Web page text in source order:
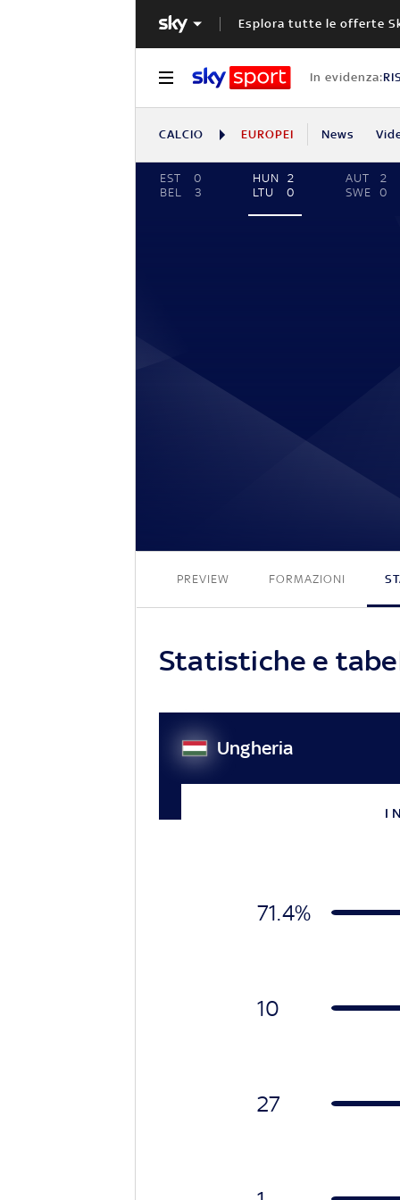
Esplora tutte le offerte
In evidenza:
CALCIO EUROPEI News
EST
0
BEL
3
HUN
2
LTU
0
AUT
2
SWE
0
PREVIEW FORMAZIONI
Statistiche e
Ungheria
I
71.4%
10
27